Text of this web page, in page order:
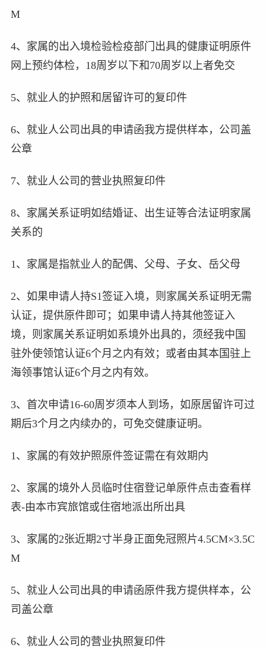
M
4、家属的出入境检验检疫部门出具的健康证明原件
网上预约体检，18周岁以下和70周岁以上者免交
5、就业人的护照和居留许可的复印件
6、就业人公司出具的申请函我方提供样本，公司盖
公章
7、就业人公司的营业执照复印件
8、家属关系证明如结婚证、出生证等合法证明家属
关系的
1、家属是指就业人的配偶、父母、子女、岳父母
2、如果申请人持S1签证入境，则家属关系证明无需
认证，提供原件即可；如果申请人持其他签证入
境，则家属关系证明如系境外出具的，须经我中国
驻外使领馆认证6个月之内有效；或者由其本国驻上
海领事馆认证6个月之内有效。
3、首次申请16-60周岁须本人到场，如原居留许可过
期后3个月之内续办的，可免交健康证明。
1、家属的有效护照原件签证需在有效期内
2、家属的境外人员临时住宿登记单原件点击查看样
表-由本市宾旅馆或住宿地派出所出具
3、家属的2张近期2寸半身正面免冠照片4.5CM×3.5C
M
5、就业人公司出具的申请函原件我方提供样本，公
司盖公章
6、就业人公司的营业执照复印件